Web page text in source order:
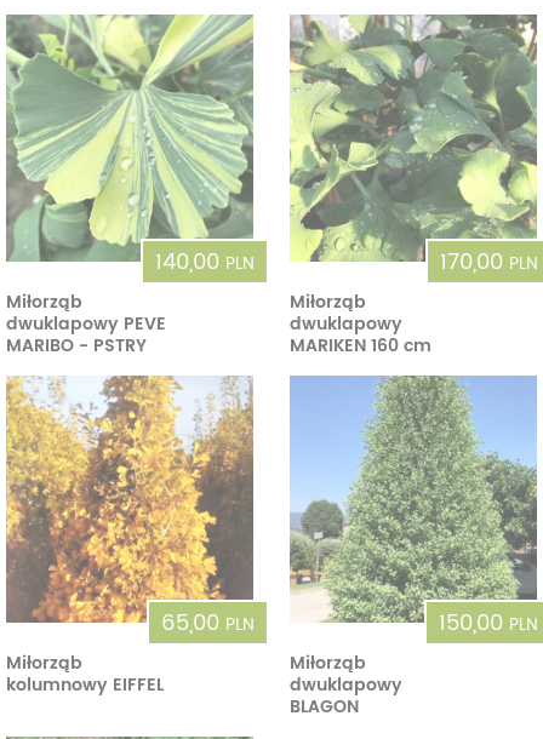
140,00 PLN
Miłorząb
dwuklapowy PEVE
MARIBO - PSTRY
170,00 PLN
Miłorząb
dwuklapowy
MARIKEN 160 cm
65,00 PLN
Miłorząb
kolumnowy EIFFEL
150,00 PLN
Miłorząb
dwuklapowy
BLAGON